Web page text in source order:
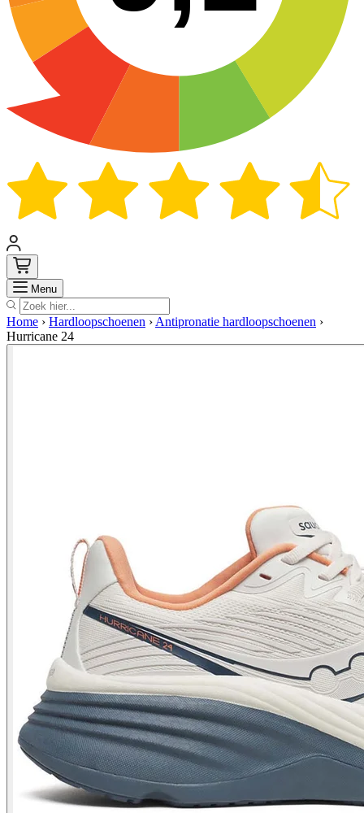
Menu Zoek
Home › Hardloopschoenen › Antipronatie hardloopschoenen ›
Hurricane 24